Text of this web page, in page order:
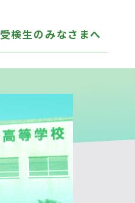
受検生のみなさまへ